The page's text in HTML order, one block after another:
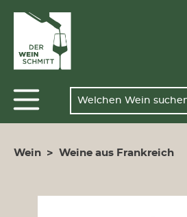
Wein > Weine aus Frankreich